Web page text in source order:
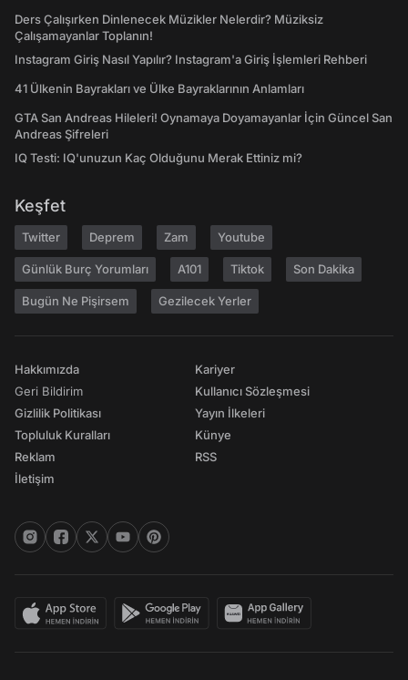
Ders Çalışırken Dinlenecek Müzikler Nelerdir? Müziksiz
Çalışamayanlar Toplanın!
Instagram Giriş Nasıl Yapılır? Instagram'a Giriş İşlemleri Rehberi
41 Ülkenin Bayrakları ve Ülke Bayraklarının Anlamları
GTA San Andreas Hileleri! Oynamaya Doyamayanlar İçin Güncel San
Andreas Şifreleri
IQ Testi: IQ'unuzun Kaç Olduğunu Merak Ettiniz mi?
Keşfet
Twitter Deprem Zam Youtube
Günlük Burç Yorumları A101 Tiktok Son Dakika
Bugün Ne Pişirsem Gezilecek Yerler
Hakkımızda
Geri Bildirim
Gizlilik Politikası
Topluluk Kuralları
Reklam
İletişim
Kariyer
Kullanıcı Sözleşmesi
Yayın İlkeleri
Künye
RSS